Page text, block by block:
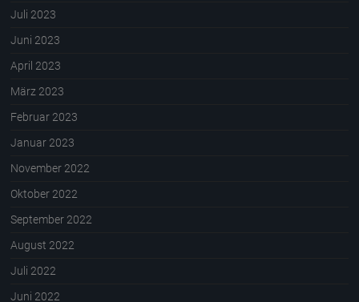
Juli 2023
Juni 2023
April 2023
März 2023
Februar 2023
Januar 2023
November 2022
Oktober 2022
September 2022
August 2022
Juli 2022
Juni 2022